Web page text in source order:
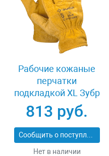
Рабочие кожаные
перчатки
подкладкой XL Зубр
МАСТЕР 1135-XL
813 руб.
Сообщить о поступлении
Нет в наличии